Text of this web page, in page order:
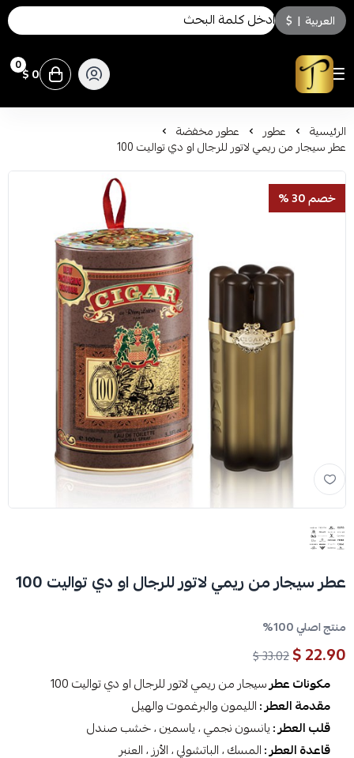
العربية |
$
توسكاني للعطور
0 0 $
الرئيسية عطور عطور مخفضة
عطر سيجار من ريمي لاتور للرجال او دي تواليت 100
خصم 30 %
عطر سيجار من ريمي لاتور للرجال او دي تواليت 100
منتج اصلي 100%
22.90 $
33.02 $
مكونات عطرسيجار من ريمي لاتور للرجال او دي تواليت 100
مقدمة العطر :الليمون والبرغموت والهيل
قلب العطر :يانسون نجمي ، ياسمين ، خشب صندل
قاعدة العطر :المسك ، الباتشولي ، الأرز ، العنبر